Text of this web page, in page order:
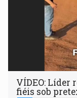
VÍDEO: Líder
fiéis sob